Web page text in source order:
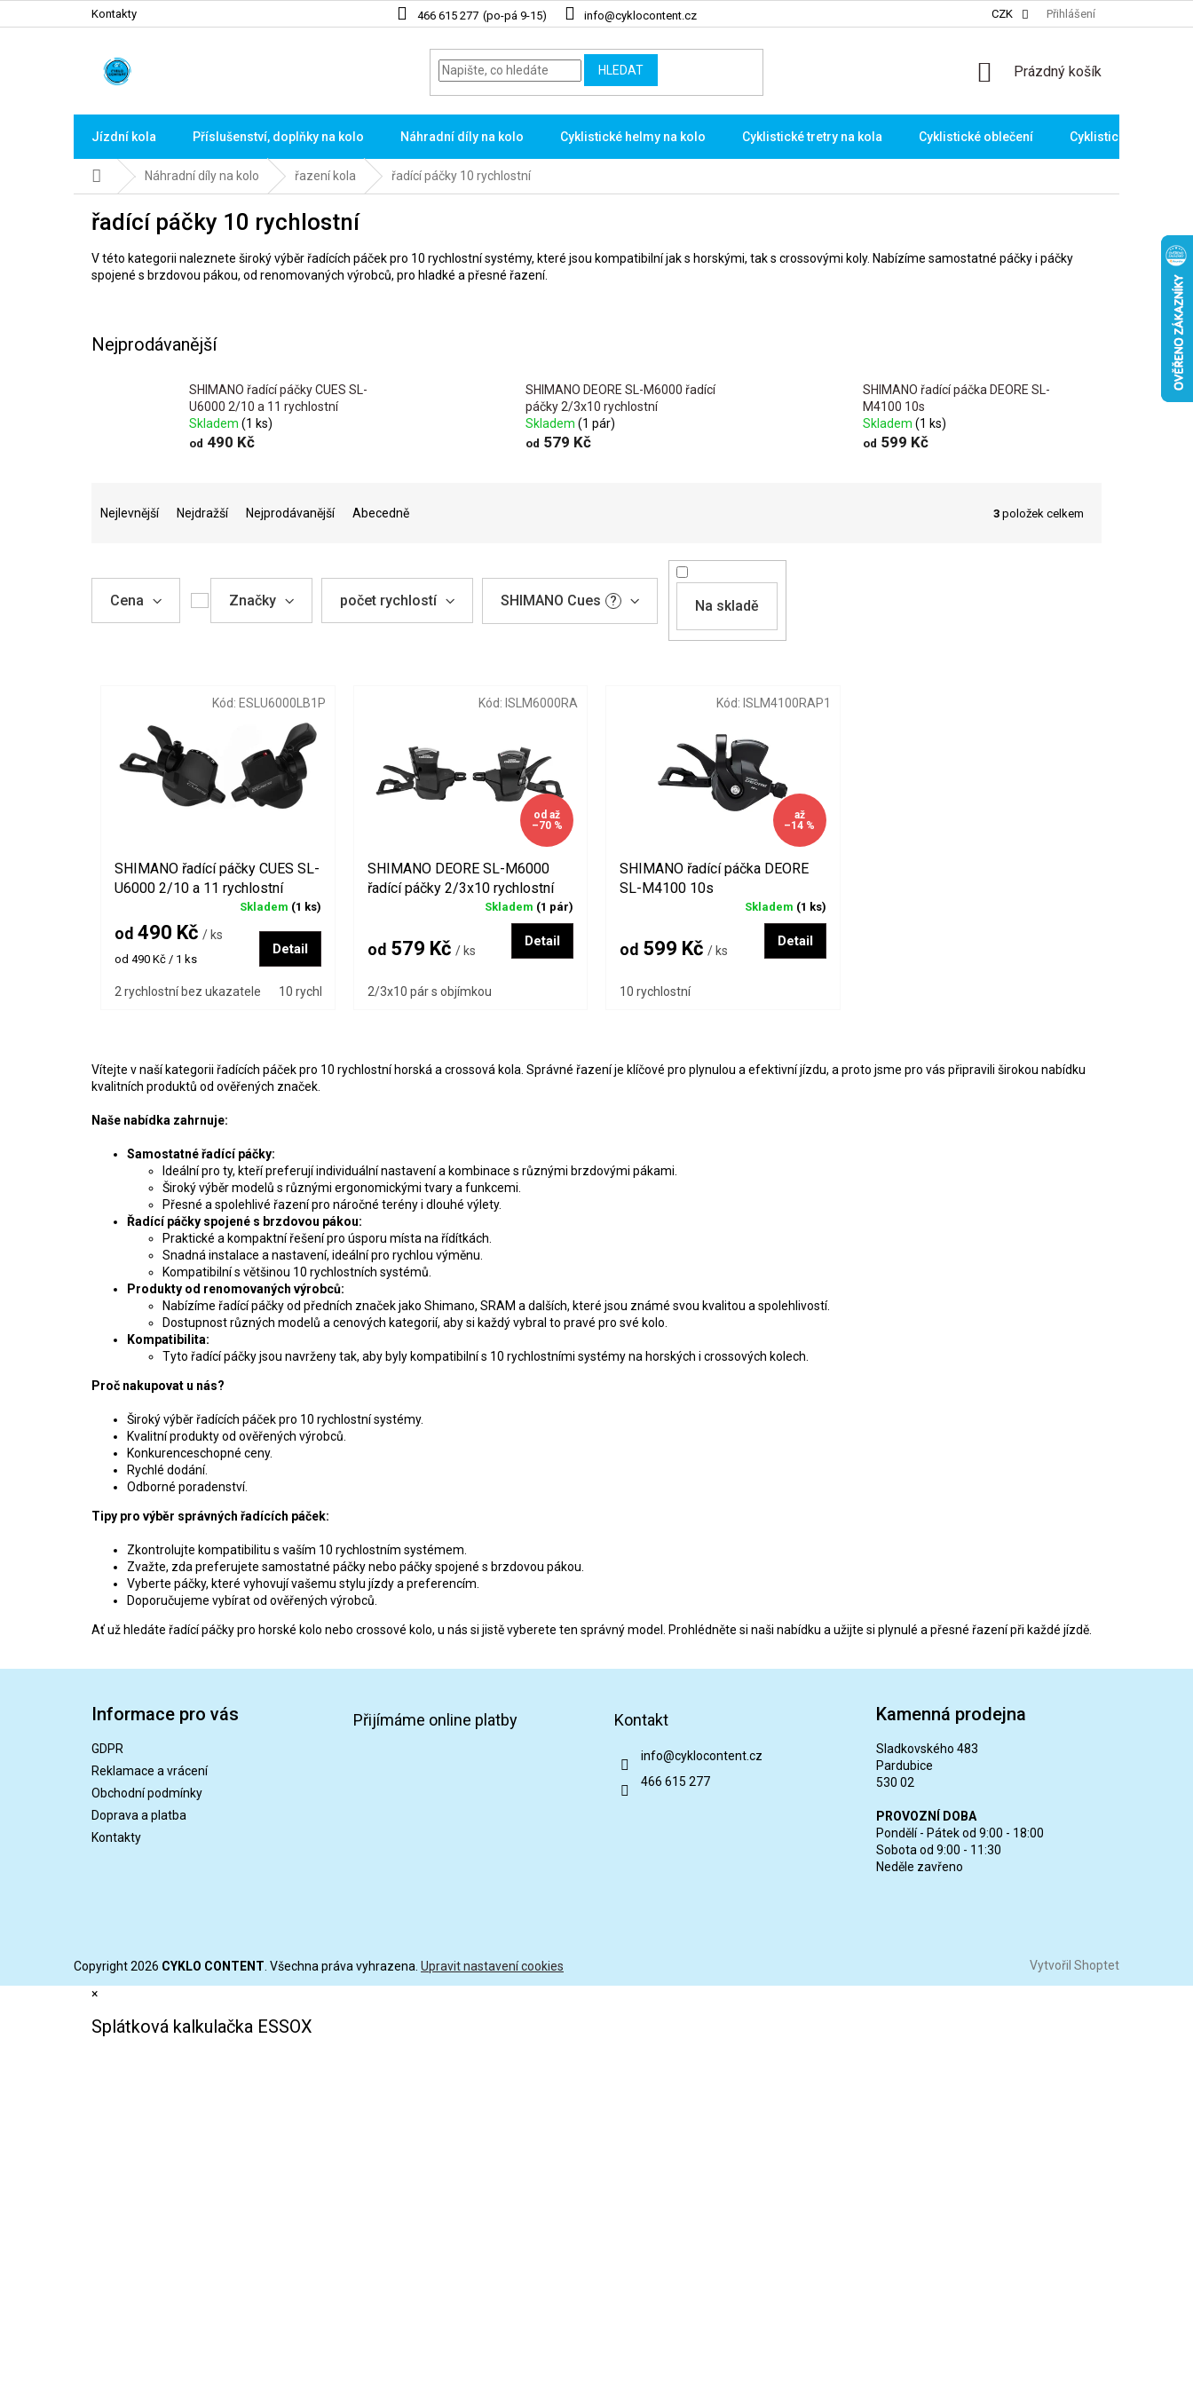
na
466 615 277 info@cyklocontent.cz
Kontakty CZK Přihlášení
HLEDAT
NÁKUPNÍ
Prázdný košík
Jízdní kola Příslušenství, doplňky na kolo Náhradní díly na kolo Cyklistické helmy na kolo Cyklistické tretry na kola Cyklistické oblečení Cyklistické brýle
Domů Náhradní díly na kolo řazení kola řadící páčky 10 rychlostní
řadící páčky 10 rychlostní
V této kategorii naleznete široký výběr řadících páček pro 10 rychlostní systémy, které jsou kompatibilní jak s horskými, tak s crossovými koly. Nabízíme samostatné páčky i páčky
spojené s brzdovou pákou, od renomovaných výrobců, pro hladké a přesné řazení.
Nejprodávanější
SHIMANO řadící páčky CUES SL-
U6000 2/10 a 11 rychlostní
Skladem (1 ks)
od 490 Kč
SHIMANO DEORE SL-M6000 řadící
páčky 2/3x10 rychlostní
Skladem(1 pár)
od 579 Kč
SHIMANO řadící páčka DEORE SL-
M4100 10s
Skladem (1 ks)
od 599 Kč
r
Nejlevnější Nejdražší Nejprodávanější Abecedně 3 položek celkem
Cena Značky počet rychlostí SHIMANO Cues ? Na skladě
SHIMANO řadící páčky CUES SL-
U6000 2/10 a 11 rychlostní
Skladem (1 ks)
od 490 Kč / ks
Měrná
od 490 Kč / 1 ks
Detail
2 rychlostní bez ukazatele 10 rychlostní s ukazatelem 10 rychlostní bez ukazatele 11 rychlostní s ukazatelem
Kód: ESLU6000LB1P
od až
–70 %
SHIMANO DEORE SL-M6000
řadící páčky 2/3x10 rychlostní
Skladem (1 pár)
od579 Kč / ks
Detail
2/3x10 pár s objímkou
Kód: ISLM6000RA
až
–14 %
SHIMANO řadící páčka DEORE
SL-M4100 10s
Skladem (1 ks)
od 599 Kč / ks
Detail
10 rychlostní
Kód: ISLM4100RAP1
l
p
i
s
Vítejte v naší kategorii řadících páček pro 10 rychlostní horská a crossová kola. Správné řazení je klíčové pro plynulou a efektivní jízdu, a proto jsme pro vás připravili širokou nabídku
kvalitních produktů od ověřených značek.
Naše nabídka zahrnuje:
Samostatné řadící páčky:
Ideální pro ty, kteří preferují individuální nastavení a kombinace s různými brzdovými pákami.
Široký výběr modelů s různými ergonomickými tvary a funkcemi.
Přesné a spolehlivé řazení pro náročné terény i dlouhé výlety.
Řadící páčky spojené s brzdovou pákou:
Praktické a kompaktní řešení pro úsporu místa na řídítkách.
Snadná instalace a nastavení, ideální pro rychlou výměnu.
Kompatibilní s většinou 10 rychlostních systémů.
Produkty od renomovaných výrobců:
Nabízíme řadící páčky od předních značek jako Shimano, SRAM a dalších, které jsou známé svou kvalitou a spolehlivostí.
Dostupnost různých modelů a cenových kategorií, aby si každý vybral to pravé pro své kolo.
Kompatibilita:
Tyto řadící páčky jsou navrženy tak, aby byly kompatibilní s 10 rychlostními systémy na horských i crossových kolech.
Proč nakupovat u nás?
Široký výběr řadících páček pro 10 rychlostní systémy.
Kvalitní produkty od ověřených výrobců.
Konkurenceschopné ceny.
Rychlé dodání.
Odborné poradenství.
Tipy pro výběr správných řadících páček:
Zkontrolujte kompatibilitu s vaším 10 rychlostním systémem.
Zvažte, zda preferujete samostatné páčky nebo páčky spojené s brzdovou pákou.
Vyberte páčky, které vyhovují vašemu stylu jízdy a preferencím.
Doporučujeme vybírat od ověřených výrobců.
Ať už hledáte řadící páčky pro horské kolo nebo crossové kolo, u nás si jistě vyberete ten správný model. Prohlédněte si naši nabídku a užijte si plynulé a přesné řazení při každé jízdě.
Informace pro vás
GDPR
Reklamace a vrácení
Obchodní podmínky
Doprava a platba
Kontakty
Přijímáme online platby Kontakt
info@cyklocontent.cz
466 615 277
Kamenná prodejna
Sladkovského 483
Pardubice
530 02
PROVOZNÍ DOBA
Pondělí - Pátek od 9:00 - 18:00
Sobota od 9:00 - 11:30
Neděle zavřeno
Vytvořil Shoptet
Copyright 2026 CYKLO CONTENT . Všechna práva vyhrazena. Upravit nastavení cookies
×
Splátková kalkulačka ESSOX